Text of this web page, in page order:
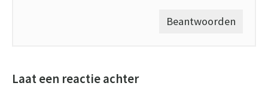
Beantwoorden
Laat een reactie achter